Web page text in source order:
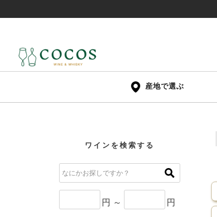
産地で選ぶ
ワインを検索する
円 ～ 円